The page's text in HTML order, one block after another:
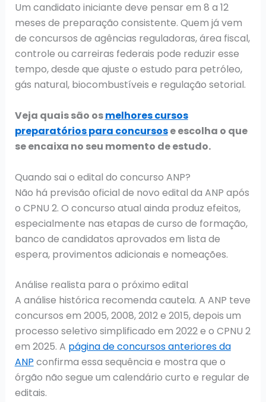
Um candidato iniciante deve pensar em 8 a 12
meses de preparação consistente. Quem já vem
de concursos de agências reguladoras, área fiscal,
controle ou carreiras federais pode reduzir esse
tempo, desde que ajuste o estudo para petróleo,
gás natural, biocombustíveis e regulação setorial.
Veja quais são osmelhores cursos
preparatórios para concursose escolha o que
se encaixa no seu momento de estudo.
Quando sai o edital do concurso ANP?
Não há previsão oficial de novo edital da ANP após
o CPNU 2. O concurso atual ainda produz efeitos,
especialmente nas etapas de curso de formação,
banco de candidatos aprovados em lista de
espera, provimentos adicionais e nomeações.
Análise realista para o próximo edital
A análise histórica recomenda cautela. A ANP teve
concursos em 2005, 2008, 2012 e 2015, depois um
processo seletivo simplificado em 2022 e o CPNU 2
em 2025. A página de concursos anteriores da
ANP confirma essa sequência e mostra que o
órgão não segue um calendário curto e regular de
editais.